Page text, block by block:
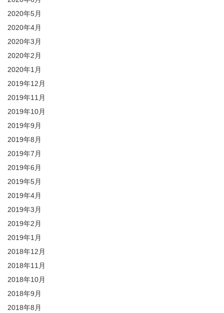
2020年5月
2020年4月
2020年3月
2020年2月
2020年1月
2019年12月
2019年11月
2019年10月
2019年9月
2019年8月
2019年7月
2019年6月
2019年5月
2019年4月
2019年3月
2019年2月
2019年1月
2018年12月
2018年11月
2018年10月
2018年9月
2018年8月